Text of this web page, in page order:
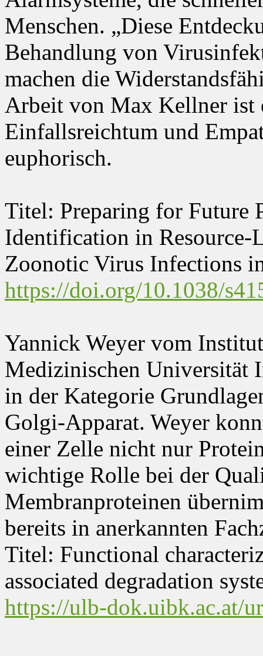
Menschen. „Diese
Behandlung von
machen die
Arbeit von Max Kellner ist
Einfallsreichtum und
euphorisch.
Titel: Preparing for Future
Identification in
Zoonotic Virus Infections
https://doi.org/10.1038/
Yannick Weyer vom
Medizinischen Universität
in der Kategorie
Golgi-Apparat. Weyer
einer Zelle nicht nur
wichtige Rolle bei der
Membranproteinen
bereits in anerkannten
Titel: Functional
associated degradation
https://ulb-dok.uibk.ac.at/